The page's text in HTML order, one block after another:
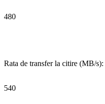
480
Rata de transfer la citire (MB/s):
540